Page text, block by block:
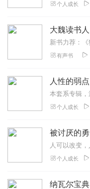
个人成长
有声书
个人成长
个人成长